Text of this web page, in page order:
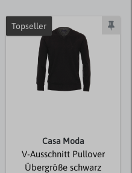
Topseller
Casa Moda
V-Ausschnitt Pullover
Übergröße schwarz